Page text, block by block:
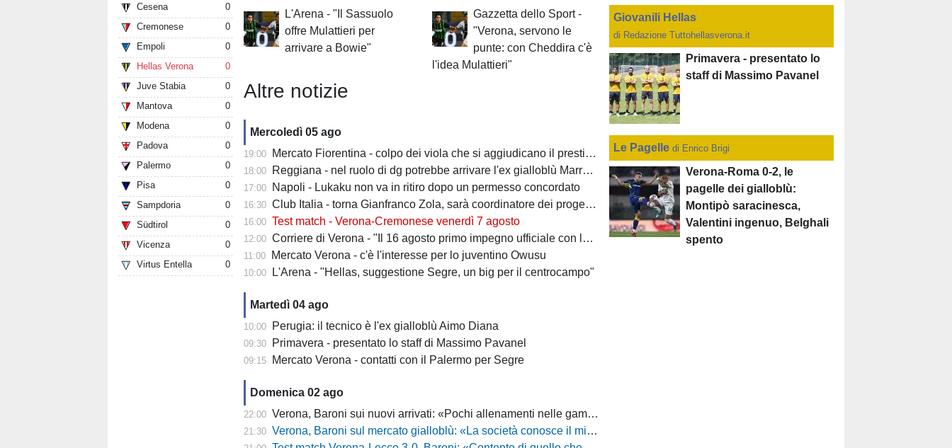
Cesena
0
Cremonese
0
Empoli
0
Hellas Verona
0
Juve Stabia
0
Mantova
0
Modena
0
Padova
0
Palermo
0
Pisa
0
Sampdoria
0
Südtirol
0
Vicenza
0
Virtus Entella
0
L'Arena - "Il Sassuolo
offre Mulattieri per
arrivare a Bowie"
Gazzetta dello Sport -
"Verona, servono le
punte: con Cheddira c'è
l'idea Mulattieri"
Altre notizie
Mercoledì 05 ago
19:00 Mercato Fiorentina - colpo dei viola che si aggiudicano il prestito dal Real di Mastantuono
18:00 Reggiana - nel ruolo di dg potrebbe arrivare l'ex gialloblù Marroccu
17:00 Napoli - Lukaku non va in ritiro dopo un permesso concordato
16:30 Club Italia - torna Gianfranco Zola, sarà coordinatore dei progetti delle attività giovanili
16:00 Test match - Verona-Cremonese venerdì 7 agosto
12:00 Corriere di Verona - "Il 16 agosto primo impegno ufficiale con la Coppa Italia"
11:00 Mercato Verona - c'è l'interesse per lo juventino Owusu
10:00 L'Arena - "Hellas, suggestione Segre, un big per il centrocampo"
Martedì 04 ago
10:00 Perugia: il tecnico è l'ex gialloblù Aimo Diana
09:30 Primavera - presentato lo staff di Massimo Pavanel
09:15 Mercato Verona - contatti con il Palermo per Segre
Domenica 02 ago
22:00 Verona, Baroni sui nuovi arrivati: «Pochi allenamenti nelle gambe, era importante metterli in campo»
21:30 Verona, Baroni sul mercato gialloblù: «La società conosce il mio progetto, la mia garanzia è Sogliano»
Giovanili Hellas
di Redazione Tuttohellasverona.it
Primavera - presentato lo
staff di Massimo Pavanel
Le Pagelle di Enrico Brigi
Verona-Roma 0-2, le
pagelle dei gialloblù:
Montipò saracinesca,
Valentini ingenuo, Belghali
spento